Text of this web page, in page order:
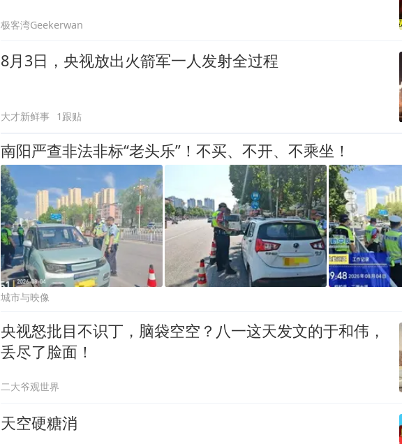
极客湾Geekerwan
8月3日，央视放出火箭军一人发射全过程
大才新鲜事 1跟贴
南阳严查非法非标“老头乐”！不买、不开、不乘坐！
城市与映像
央视怒批目不识丁，脑袋空空？八一这天发文的于和伟，
丢尽了脸面！
二大爷观世界
天空硬糖消